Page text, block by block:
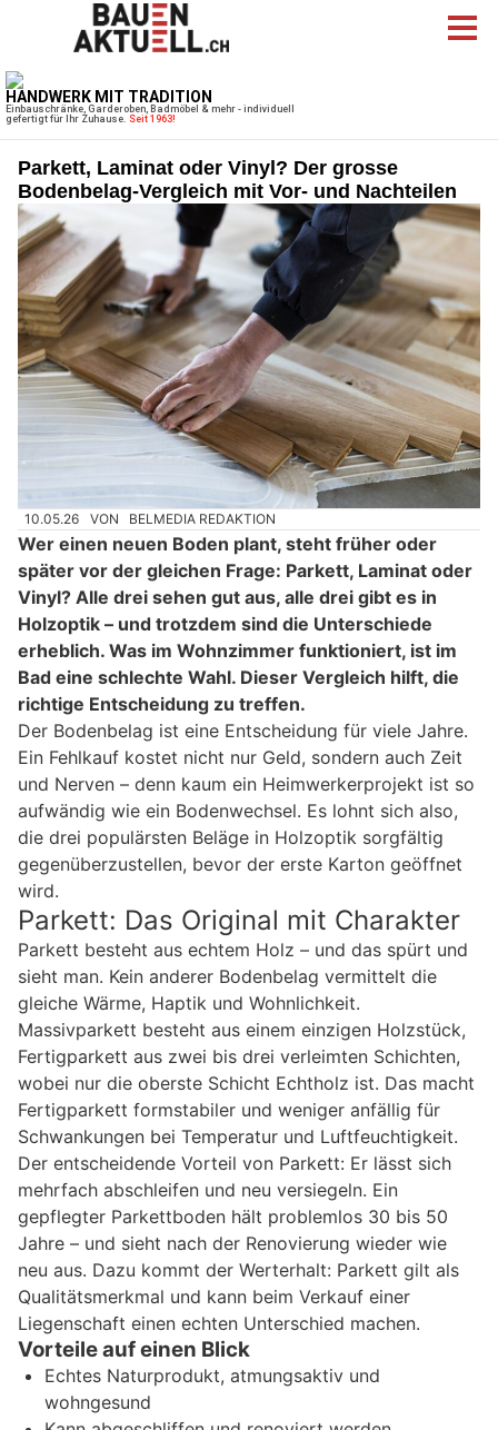
Parkett, Laminat oder Vinyl? Der grosse
Bodenbelag-Vergleich mit Vor- und Nachteilen
10.05.26 VON BELMEDIA REDAKTION
Wer einen neuen Boden plant, steht früher oder
später vor der gleichen Frage: Parkett, Laminat oder
Vinyl? Alle drei sehen gut aus, alle drei gibt es in
Holzoptik – und trotzdem sind die Unterschiede
erheblich. Was im Wohnzimmer funktioniert, ist im
Bad eine schlechte Wahl. Dieser Vergleich hilft, die
richtige Entscheidung zu treffen.
Der Bodenbelag ist eine Entscheidung für viele Jahre.
Ein Fehlkauf kostet nicht nur Geld, sondern auch Zeit
und Nerven – denn kaum ein Heimwerkerprojekt ist so
aufwändig wie ein Bodenwechsel. Es lohnt sich also,
die drei populärsten Beläge in Holzoptik sorgfältig
gegenüberzustellen, bevor der erste Karton geöffnet
wird.
Parkett: Das Original mit Charakter
Parkett besteht aus echtem Holz – und das spürt und
sieht man. Kein anderer Bodenbelag vermittelt die
gleiche Wärme, Haptik und Wohnlichkeit.
Massivparkett besteht aus einem einzigen Holzstück,
Fertigparkett aus zwei bis drei verleimten Schichten,
wobei nur die oberste Schicht Echtholz ist. Das macht
Fertigparkett formstabiler und weniger anfällig für
Schwankungen bei Temperatur und Luftfeuchtigkeit.
Der entscheidende Vorteil von Parkett: Er lässt sich
mehrfach abschleifen und neu versiegeln. Ein
gepflegter Parkettboden hält problemlos 30 bis 50
Jahre – und sieht nach der Renovierung wieder wie
neu aus. Dazu kommt der Werterhalt: Parkett gilt als
Qualitätsmerkmal und kann beim Verkauf einer
Liegenschaft einen echten Unterschied machen.
Vorteile auf einen Blick
Echtes Naturprodukt, atmungsaktiv und
wohngesund